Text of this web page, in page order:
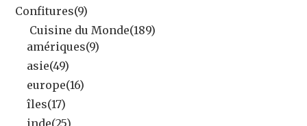
Confitures(9)
Cuisine du Monde(189)
amériques(9)
asie(49)
europe(16)
îles(17)